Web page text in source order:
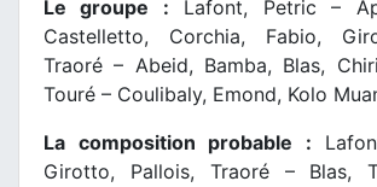
Le groupe : Lafont, Petric –
Castelletto, Corchia, Fabio,
Traoré – Abeid, Bamba, Blas,
Touré – Coulibaly, Emond, Kolo
La composition probable :
Girotto, Pallois, Traoré – Blas,